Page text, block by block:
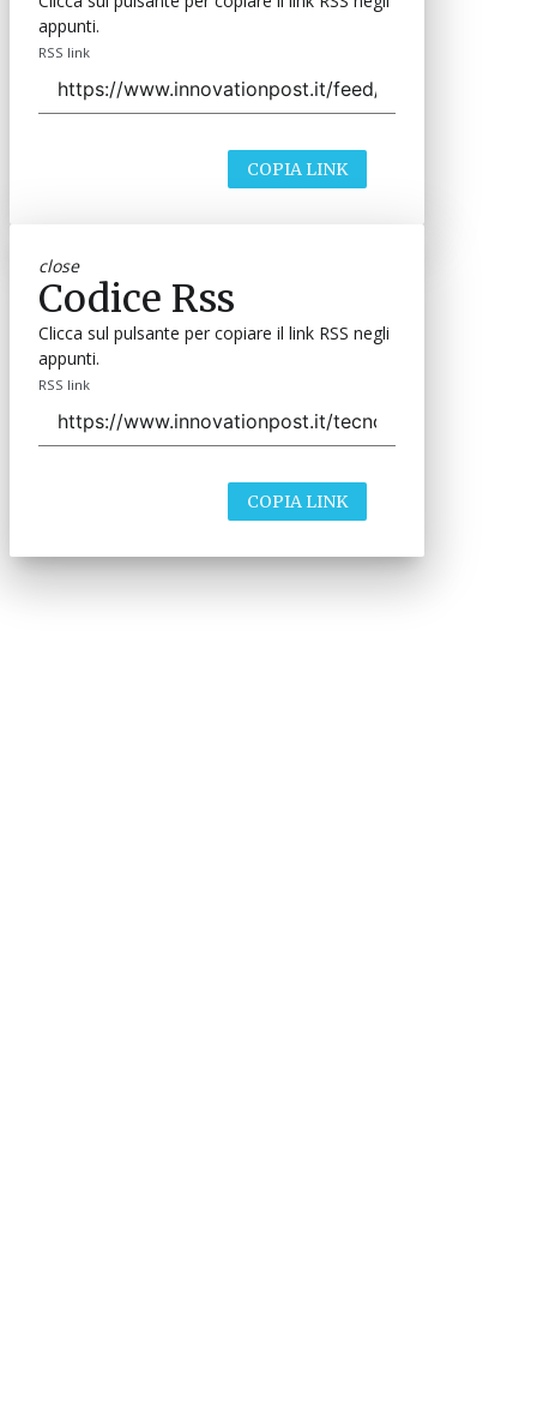
appunti.
RSS link
COPIA LINK
close
Codice Rss
Clicca sul pulsante per copiare il link RSS negli
appunti.
RSS link
COPIA LINK